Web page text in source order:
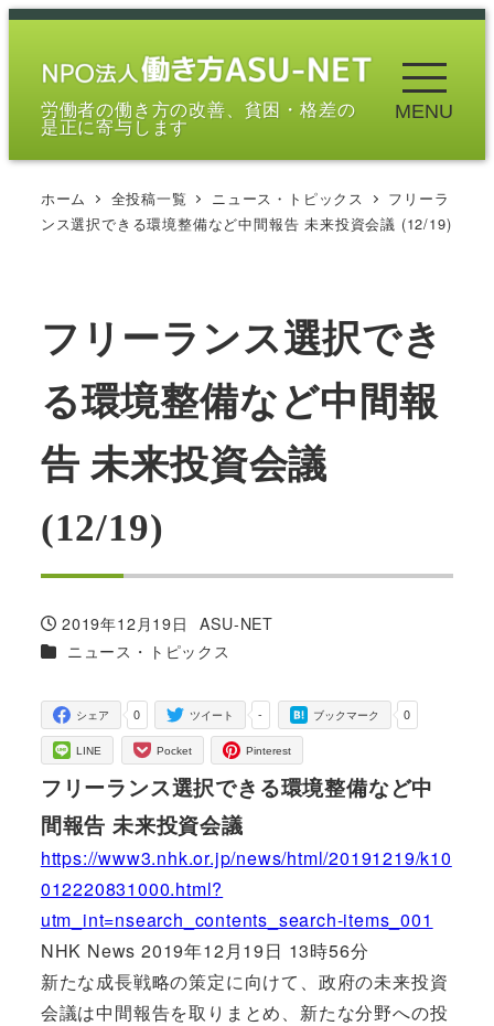
メ
労働者の働き方の改善、貧困・格差の
是正に寄与します
MENU
ホーム 全投稿一覧 ニュース・トピックス
フリーラ
ンス選択できる環境整備など中間報告 未来投資会議 (12/19)
フリーランス選択でき
る環境整備など中間報
告 未来投資会議
(12/19)
投稿日
2019年12月19日
著
者
ASU-NET
カテゴリー
ニュース・トピックス
0
シェア -
ツイート 0
ブックマーク
LINE Pocket Pinterest
フリーランス選択できる環境整備など中
間報告 未来投資会議
https://www3.nhk.or.jp/news/html/20191219/k10
012220831000.html?
utm_int=nsearch_contents_search-items_001
NHK News 2019年12月19日 13時56分
新たな成長戦略の策定に向けて、政府の未来投資
会議は中間報告を取りまとめ、新たな分野への投